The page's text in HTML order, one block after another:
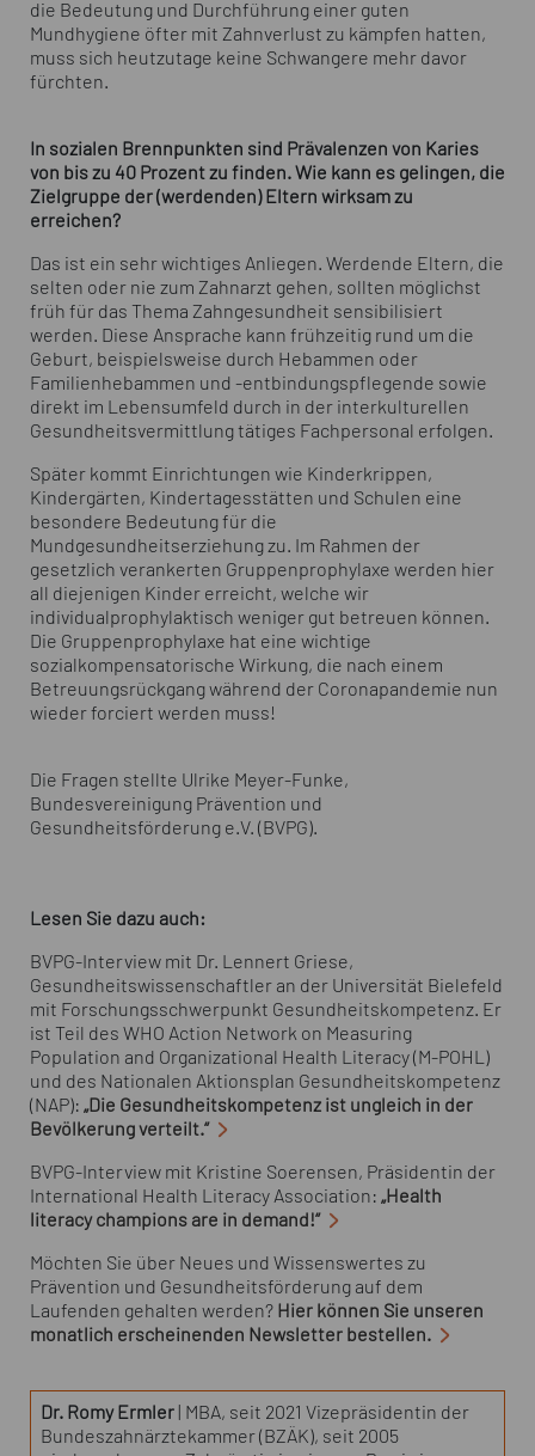
die Bedeutung und Durchführung einer guten
Mundhygiene öfter mit Zahnverlust zu kämpfen hatten,
muss sich heutzutage keine Schwangere mehr davor
fürchten.
In sozialen Brennpunkten sind Prävalenzen von Karies
von bis zu 40 Prozent zu finden. Wie kann es gelingen, die
Zielgruppe der (werdenden) Eltern wirksam zu
erreichen?
Das ist ein sehr wichtiges Anliegen. Werdende Eltern, die
selten oder nie zum Zahnarzt gehen, sollten möglichst
früh für das Thema Zahngesundheit sensibilisiert
werden. Diese Ansprache kann frühzeitig rund um die
Geburt, beispielsweise durch Hebammen oder
Familienhebammen und -entbindungspflegende sowie
direkt im Lebensumfeld durch in der interkulturellen
Gesundheitsvermittlung tätiges Fachpersonal erfolgen.
Später kommt Einrichtungen wie Kinderkrippen,
Kindergärten, Kindertagesstätten und Schulen eine
besondere Bedeutung für die
Mundgesundheitserziehung zu. Im Rahmen der
gesetzlich verankerten Gruppenprophylaxe werden hier
all diejenigen Kinder erreicht, welche wir
individualprophylaktisch weniger gut betreuen können.
Die Gruppenprophylaxe hat eine wichtige
sozialkompensatorische Wirkung, die nach einem
Betreuungsrückgang während der Coronapandemie nun
wieder forciert werden muss!
Die Fragen stellte Ulrike Meyer-Funke,
Bundesvereinigung Prävention und
Gesundheitsförderung e.V. (BVPG).
Lesen Sie dazu auch:
BVPG-Interview mit Dr. Lennert Griese,
Gesundheitswissenschaftler an der Universität Bielefeld
mit Forschungsschwerpunkt Gesundheitskompetenz. Er
ist Teil des WHO Action Network on Measuring
Population and Organizational Health Literacy (M-POHL)
und des Nationalen Aktionsplan Gesundheitskompetenz
(NAP): „Die Gesundheitskompetenz ist ungleich in der
Bevölkerung verteilt.“
BVPG-Interview mit Kristine Soerensen, Präsidentin der
International Health Literacy Association: „Health
literacy champions are in demand!“
Möchten Sie über Neues und Wissenswertes zu
Prävention und Gesundheitsförderung auf dem
Laufenden gehalten werden? Hier können Sie unseren
monatlich erscheinenden Newsletter bestellen.
Dr. Romy Ermler | MBA, seit 2021 Vizepräsidentin der
Bundeszahnärztekammer (BZÄK), seit 2005